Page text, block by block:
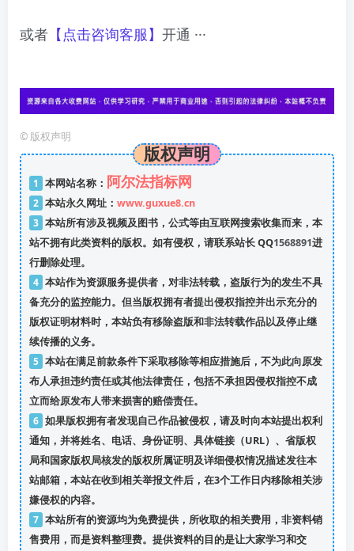
或者 【点击咨询客服】 开通 ···
© 版权声明
版权声明
1 本网站名称： 阿尔法指标网
2 本站永久网址： www.guxue8.cn
3 本站所有涉及视频及图书，公式等由互联网搜索收集而来，本
站不拥有此类资料的版权。如有侵权，请联系站长 QQ1568891进
行删除处理。
4 本站作为资源服务提供者，对非法转载，盗版行为的发生不具
备充分的监控能力。但当版权拥有者提出侵权指控并出示充分的
版权证明材料时，本站负有移除盗版和非法转载作品以及停止继
续传播的义务。
5 本站在满足前款条件下采取移除等相应措施后，不为此向原发
布人承担违约责任或其他法律责任，包括不承担因侵权指控不成
立而给原发布人带来损害的赔偿责任。
6 如果版权拥有者发现自己作品被侵权，请及时向本站提出权利
通知，并将姓名、电话、身份证明、具体链接（URL）、省版权
局和国家版权局核发的版权所属证明及详细侵权情况描述发往本
站邮箱，本站在收到相关举报文件后，在3个工作日内移除相关涉
嫌侵权的内容。
7 本站所有的资源均为免费提供，所收取的相关费用，非资料销
售费用，而是资料整理费。提供资料的目的是让大家学习和交